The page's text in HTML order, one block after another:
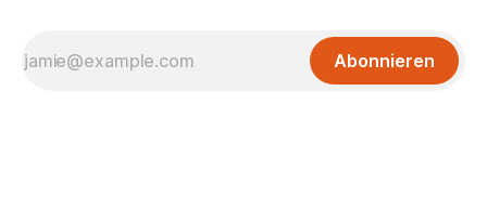
Abonnieren